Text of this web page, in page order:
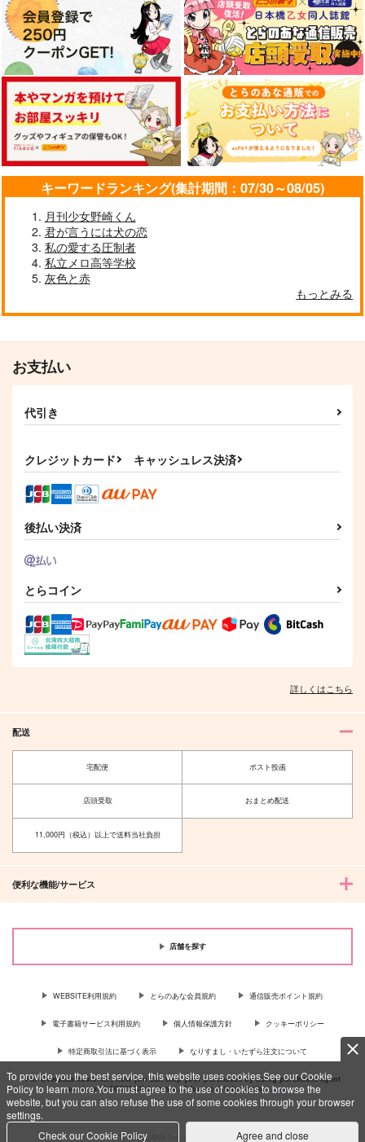
To provide you the best service, this website uses cookies.See our Cookie
Policy to learn more.You must agree to the use of cookies to browse the
website, but you can also refuse the use of some cookies through your browser
settings.
Check our Cookie Policy
Agree and close
キーワードランキング(集計期間：07/30～08/05)
月刊少女野崎くん
君が言うには犬の恋
私の愛する圧制者
私立メロ高等学校
灰色と赤
もっとみる
お支払い
代引き
クレジットカード キャッシュレス決済
後払い決済
とらコイン
詳しくはこちら
配送
宅配便 ポスト投函
店頭受取 おまとめ配送
11,000円（税込）以上で送料当社負担
便利な機能/サービス
店舗を探す
WEBSITE利用規約 とらのあな会員規約 通信販売ポイント規約
電子書籍サービス利用規約 個人情報保護方針 クッキーポリシー
特定商取引法に基づく表示 なりすまし・いたずら注文について
For Overseas customer, now you can ship your purchases by using purchases agent
services “AOCS”! Click {more…} for more information …more
c TORANOANA Inc, All Rights Reserved.